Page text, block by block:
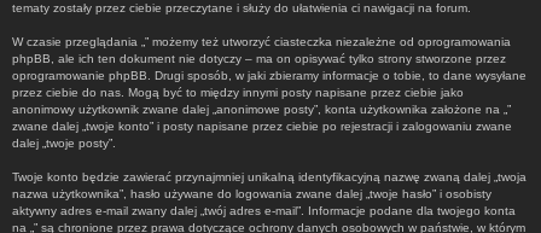
tematy zostały przez ciebie przeczytane i służy do ułatwienia ci nawigacji na forum.
W czasie przeglądania „” możemy też utworzyć ciasteczka niezależne od oprogramowania
phpBB, ale ich ten dokument nie dotyczy – ma on opisywać tylko strony stworzone przez
oprogramowanie phpBB. Drugi sposób, w jaki zbieramy informacje o tobie, to dane wysyłane
przez ciebie do nas. Mogą być to między innymi posty napisane przez ciebie jako
anonimowy użytkownik zwane dalej „anonimowe posty”, konta użytkownika założone na „”
zwane dalej „twoje konto” i posty napisane przez ciebie po rejestracji i zalogowaniu zwane
dalej „twoje posty”.
Twoje konto będzie zawierać przynajmniej unikalną identyfikacyjną nazwę zwaną dalej „twoja
nazwa użytkownika”, hasło używane do logowania zwane dalej „twoje hasło” i osobisty
aktywny adres e-mail zwany dalej „twój adres e-mail”. Informacje podane dla twojego konta
na „” są chronione przez prawa dotyczące ochrony danych osobowych w państwie, w którym